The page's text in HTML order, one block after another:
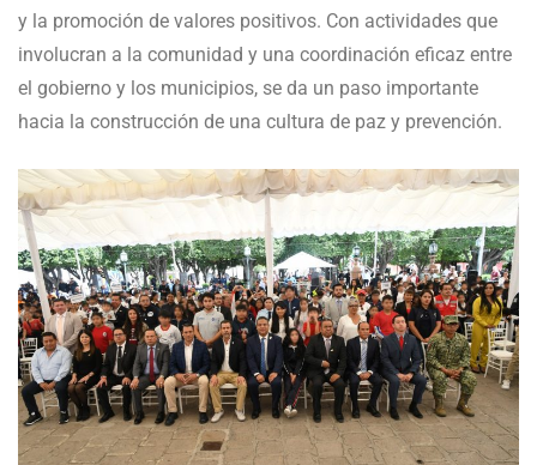
y la promoción de valores positivos. Con actividades que
involucran a la comunidad y una coordinación eficaz entre
el gobierno y los municipios, se da un paso importante
hacia la construcción de una cultura de paz y prevención.